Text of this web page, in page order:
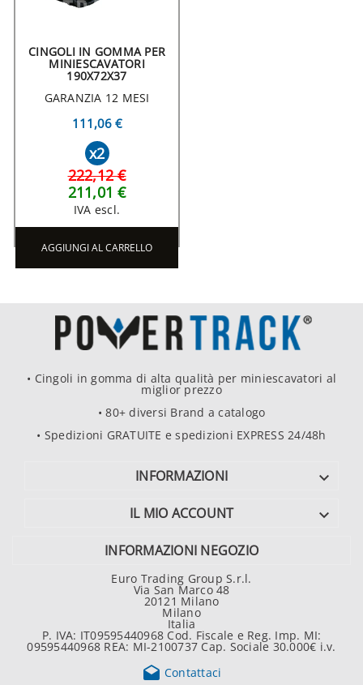
CINGOLI IN GOMMA PER
MINIESCAVATORI
190X72X37
GARANZIA 12 MESI
111,06 €
x2
222,12 €
211,01 €
IVA escl.
AGGIUNGI AL CARRELLO
• Cingoli in gomma di alta qualità per miniescavatori al
miglior prezzo
• 80+ diversi Brand a catalogo
• Spedizioni GRATUITE e spedizioni EXPRESS 24/48h
INFORMAZIONI 
IL MIO ACCOUNT 
INFORMAZIONI NEGOZIO
Euro Trading Group S.r.l.
Via San Marco 48
20121 Milano
Milano
Italia
P. IVA: IT09595440968 Cod. Fiscale e Reg. Imp. MI:
09595440968 REA: MI-2100737 Cap. Sociale 30.000€ i.v.
 Contattaci